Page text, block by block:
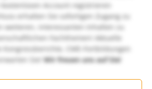
Account registrieren
erhalten Sie sofortigen Zugang zu
weiteren, interessanten Inhalten zu
Fachthemen! Aktuelle
Kongressberichte, CME-Fortbildungen
Sie!Wir freuen uns auf Sie!